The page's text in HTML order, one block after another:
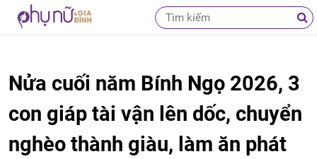
Nửa cuối năm Bính Ngọ 2026, 3
con giáp tài vận lên dốc, chuyển
nghèo thành giàu, làm ăn phát